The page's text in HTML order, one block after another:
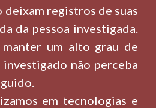
deixam registros de suas
da pessoa investigada.
um alto grau de
não perceba
em tecnologias e